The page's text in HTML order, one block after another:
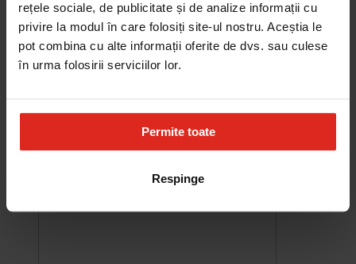
rețele sociale, de publicitate și de analize informații cu
privire la modul în care folosiți site-ul nostru. Aceștia le
pot combina cu alte informații oferite de dvs. sau culese
în urma folosirii serviciilor lor.
Permite toate
Respinge
-10%
Chiuveta Maris MRG 610-60
was 2.576,33 RON Pret special 2.318,70 RON
Adauga în cos